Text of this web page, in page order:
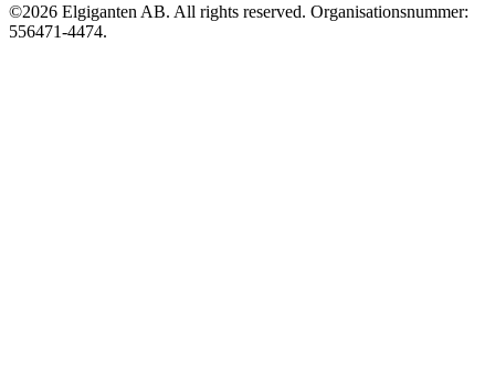
©2026 Elgiganten AB. All rights reserved. Organisationsnummer:
556471-4474.